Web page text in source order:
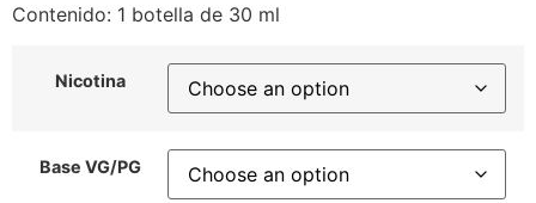
Contenido: 1 botella de 30 ml
Nicotina
Base VG/PG